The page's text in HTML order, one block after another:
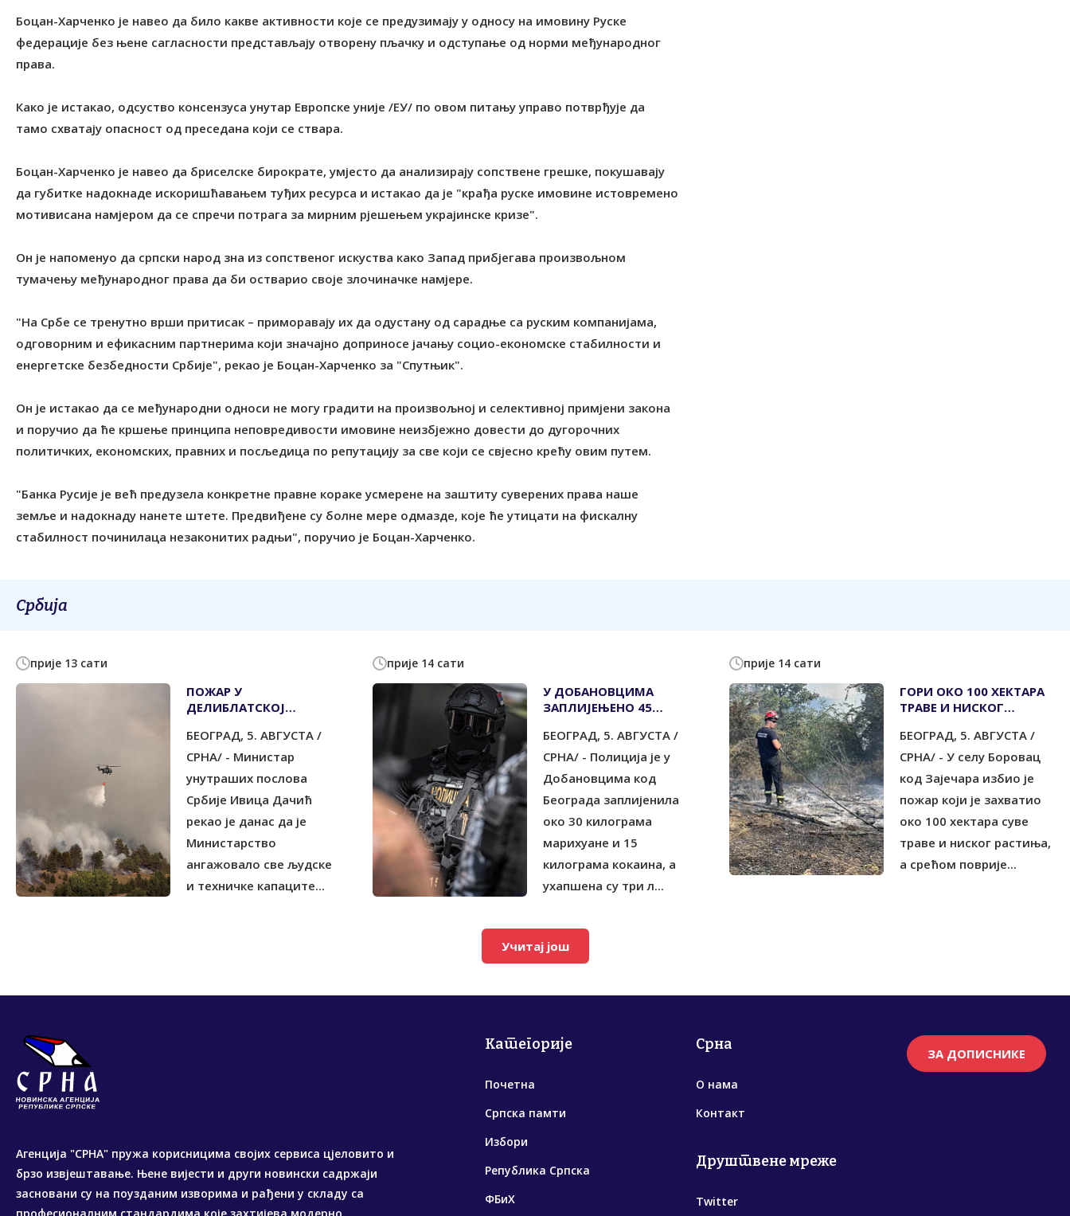
Боцан-Харченко је навео да било какве активности које се предузимају у односу на имовину Руске
федерације без њене сагласности представљају отворену пљачку и одступање од норми међународног
права.
Како је истакао, одсуство консензуса унутар Европске уније /ЕУ/ по овом питању управо потврђује да
тамо схватају опасност од преседана који се ствара.
Боцан-Харченко је навео да бриселске бирократе, умјесто да анализирају сопствене грешке, покушавају
да губитке надокнаде искоришћавањем туђих ресурса и истакао да је "крађа руске имовине истовремено
мотивисана намјером да се спречи потрага за мирним рјешењем украјинске кризе".
Он је напоменуо да српски народ зна из сопственог искуства како Запад прибјегава произвољном
тумачењу међународног права да би остварио своје злочиначке намјере.
"На Србе се тренутно врши притисак – приморавају их да одустану од сарадње са руским компанијама,
одговорним и ефикасним партнерима који значајно доприносе јачању социо-економске стабилности и
енергетске безбедности Србије", рекао је Боцан-Харченко за "Спутњик".
Он је истакао да се међународни односи не могу градити на произвољној и селективној примјени закона
и поручио да ће кршење принципа неповредивости имовине неизбјежно довести до дугорочних
политичких, економских, правних и посљедица по репутацију за све који се свјесно крећу овим путем.
"Банка Русије је већ предузела конкретне правне кораке усмерене на заштиту суверених права наше
земље и надокнаду нанете штете. Предвиђене су болне мере одмазде, које ће утицати на фискалну
стабилност починилаца незаконитих радњи", поручио је Боцан-Харченко.
Србија
прије 13 сати
ПОЖАР У
ДЕЛИБЛАТСКОЈ
ХЕЛИКОПТЕРИ И
ВАТРОГАСЦИ ИЗ СЕДАМ
БЕОГРАД, 5. АВГУСТА /
СРНА/ - Министар
унутраших послова
Србије Ивица Дачић
рекао је данас да је
Министарство
ангажовало све људске
и техничке капаците...
прије 14 сати
У ДОБАНОВЦИМА
ЗАПЛИЈЕЊЕНО 45
ТРОЈЕ УХАПШЕНИХ
БЕОГРАД, 5. АВГУСТА /
СРНА/ - Полиција је у
Добановцима код
Београда заплијенила
око 30 килограма
марихуане и 15
килограма кокаина, а
ухапшена су три л...
прије 14 сати
ГОРИ ОКО 100 ХЕКТАРА
ТРАВЕ И НИСКОГ
БЕОГРАД, 5. АВГУСТА /
СРНА/ - У селу Боровац
код Зајечара избио је
пожар који је захватио
око 100 хектара суве
траве и ниског растиња,
а срећом поврије...
Учитај још
Агенција "СРНА" пружа корисницима својих сервиса цјеловито и
брзо извјештавање. Њене вијести и други новински садржаји
засновани су на поузданим изворима и рађени у складу са
Категорије
Почетна
Српска памти
Избори
Република Српска
ФБиХ
Срна
О нама
Контакт
Друштвене мреже
Twitter
ЗА ДОПИСНИКЕ